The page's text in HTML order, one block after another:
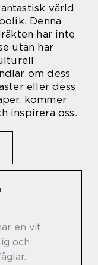
värld
Denna
har inte
utan har
om dess
eller dess
kommer
inspirera oss.
en vit
och